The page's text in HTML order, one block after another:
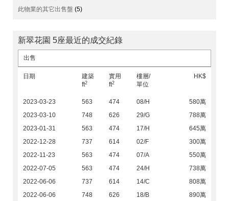
此物業的其它出售盤 (5)
新翠花園 5座最近的成交紀錄
出售
日期
建築
ft2
實用
ft2
樓層/
單位
HK$
2023-03-23 563 474 08/H
580萬
2023-03-10
748 626 29/G
788萬
2023-01-31
563 474 17/H
645萬
2022-12-28
737 614 02/F
300萬
2022-11-23
563 474 07/A
550萬
2022-07-05
563 474 24/H
738萬
2022-06-06
737 614 14/C
808萬
2022-06-06
748 626 18/B
890萬